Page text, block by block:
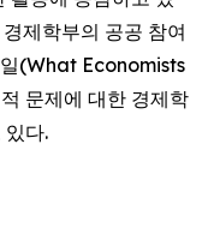
제학부의 공공 참여
(What Economists
문제에 대한 경제학
있다.